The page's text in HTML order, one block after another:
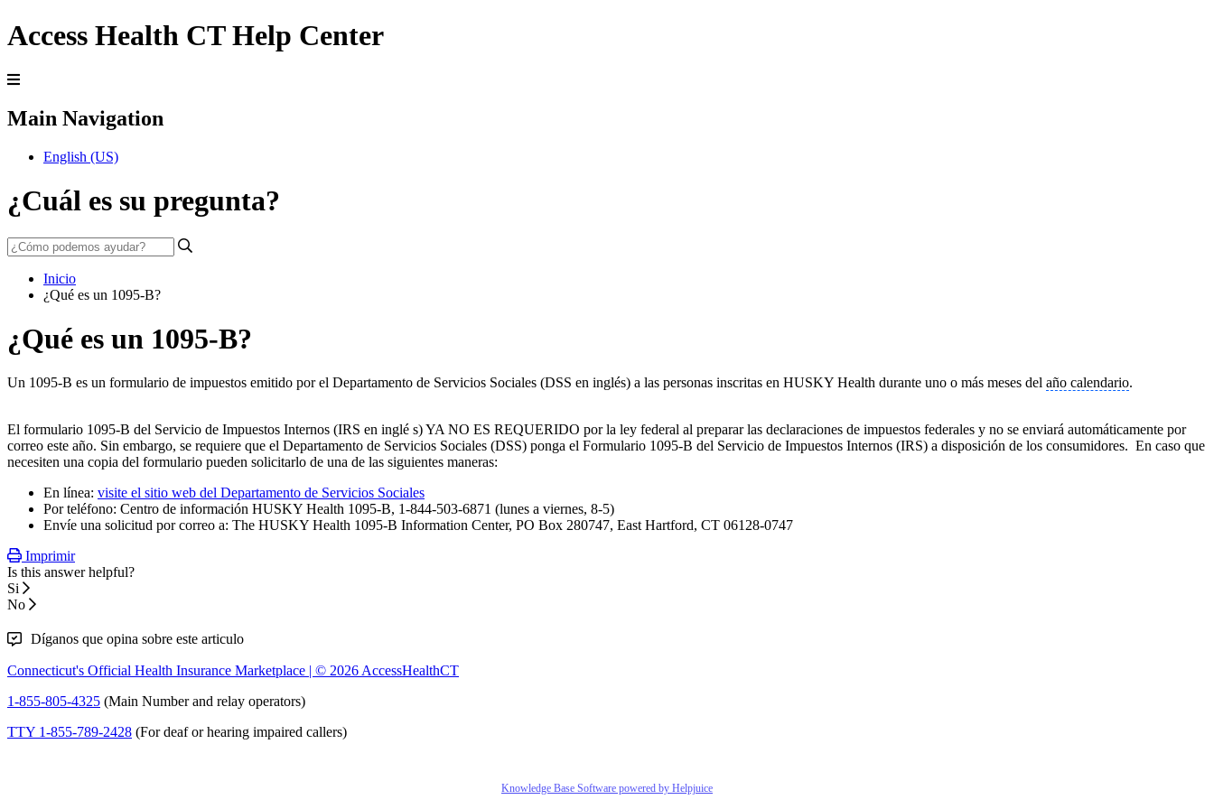
Access Health CT Help Center
Main Navigation
English (US)
¿Cuál es su pregunta?
Inicio
¿Qué es un 1095-B?
¿Qué es un 1095-B?
Un 1095-B es un formulario de impuestos emitido por el Departamento de Servicios Sociales (DSS en inglés) a las personas inscritas en HUSKY Health durante uno o más meses del año calendario.
El formulario 1095-B del Servicio de Impuestos Internos (IRS en inglé s) YA NO ES REQUERIDO por la ley federal al preparar las declaraciones de impuestos federales y no se enviará automáticamente por
correo este año. Sin embargo, se requiere que el Departamento de Servicios Sociales (DSS) ponga el Formulario 1095-B del Servicio de Impuestos Internos (IRS) a disposición de los consumidores. En caso que
necesiten una copia del formulario pueden solicitarlo de una de las siguientes maneras:
En línea: visite el sitio web del Departamento de Servicios Sociales
Por teléfono: Centro de información HUSKY Health 1095-B, 1-844-503-6871 (lunes a viernes, 8-5)
Envíe una solicitud por correo a: The HUSKY Health 1095-B Information Center, PO Box 280747, East Hartford, CT 06128-0747
Imprimir
Is this answer helpful?
Si
No
Díganos que opina sobre este articulo
Connecticut's Official Health Insurance Marketplace | © 2026AccessHealthCT
1-855-805-4325 (Main Number and relay operators)
TTY 1-855-789-2428 (For deaf or hearing impaired callers)
Knowledge Base Software powered by Helpjuice